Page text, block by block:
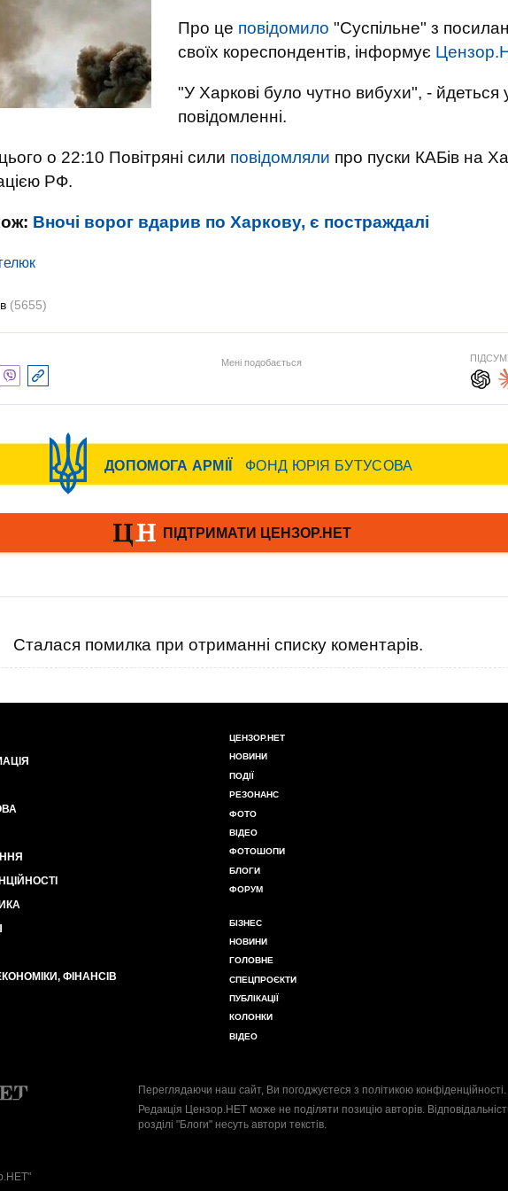
Про це повідомило "Суспільне" з
своїх кореспондентів, інформує
"У Харкові було чутно вибухи", - йдеться
повідомленні.
о 22:10 Повітряні сили повідомляли про пуски КАБів на
РФ.
Вночі ворог вдарив по Харкову, є постраждалі
(5655)
Мені подобається
Сталася помилка при отриманні списку коментарів.
ФІНАНСІВ
ЦЕНЗОР.НЕТ
НОВИНИ
ПОДІЇ
РЕЗОНАНС
ФОТО
ВІДЕО
ФОТОШОПИ
БЛОГИ
ФОРУМ
БІЗНЕС
НОВИНИ
ГОЛОВНЕ
СПЕЦПРОЄКТИ
ПУБЛІКАЦІЇ
КОЛОНКИ
ВІДЕО
Переглядаючи наш сайт, Ви погоджуєтеся з політикою конфіденційності.
Редакція Цензор.НЕТ може не поділяти позицію авторів.
розділі "Блоги" несуть автори текстів.